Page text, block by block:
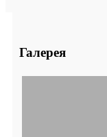
Галерея